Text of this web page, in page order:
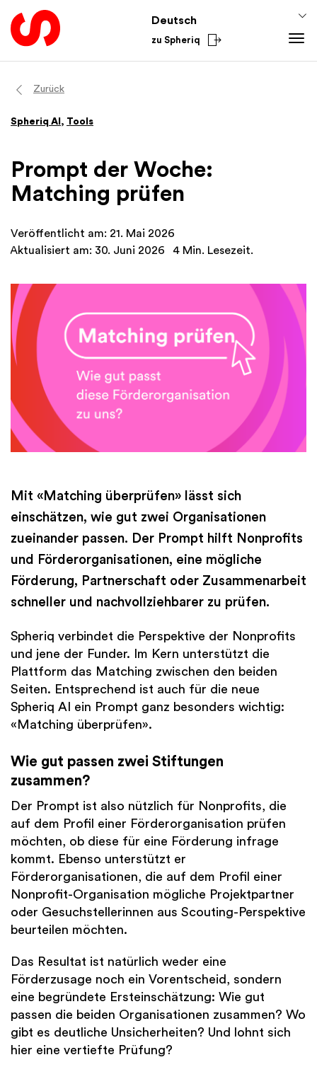
Deutsch
zu Spheriq
Verzeichnis
Recherche
Spenden-Tools
Fundraising-Tipps
Förderwissen
Finanzen
Academy
Aus dem Sektor
National
International
Zurück
Spheriq AI , Tools
Prompt der Woche:
Matching prüfen
Veröffentlicht am: 21. Mai 2026
Aktualisiert am: 30. Juni 2026
4 Min. Lesezeit.
Mit «Matching überprüfen» lässt sich
einschätzen, wie gut zwei Organisationen
zueinander passen. Der Prompt hilft Nonprofits
und Förderorganisationen, eine mögliche
Förderung, Partnerschaft oder Zusammenarbeit
schneller und nachvollziehbarer zu prüfen.
Spheriq verbindet die Perspektive der Nonprofits
und jene der Funder. Im Kern unterstützt die
Plattform das Matching zwischen den beiden
Seiten. Entsprechend ist auch für die neue
Spheriq AI ein Prompt ganz besonders wichtig:
«Matching überprüfen».
Wie gut passen zwei Stiftungen
zusammen?
Der Prompt ist also nützlich für Nonprofits, die
auf dem Profil einer Förderorganisation prüfen
möchten, ob diese für eine Förderung infrage
kommt. Ebenso unterstützt er
Förderorganisationen, die auf dem Profil einer
Nonprofit-Organisation mögliche Projektpartner
oder Gesuchstellerinnen aus Scouting-Perspektive
beurteilen möchten.
Das Resultat ist natürlich weder eine
Förderzusage noch ein Vorentscheid, sondern
eine begründete Ersteinschätzung: Wie gut
passen die beiden Organisationen zusammen? Wo
gibt es deutliche Unsicherheiten? Und lohnt sich
hier eine vertiefte Prüfung?